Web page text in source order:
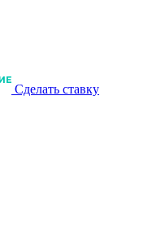
Сделать ставку